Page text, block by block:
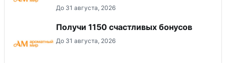
До 31 августа, 2026
Получи 1150 счастливых бонусов
До 31 августа, 2026